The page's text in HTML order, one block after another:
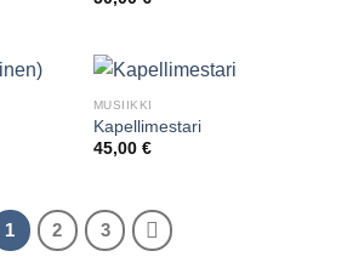
MUSIIKKI
Kapellimestari
45,00 €
1 2 3